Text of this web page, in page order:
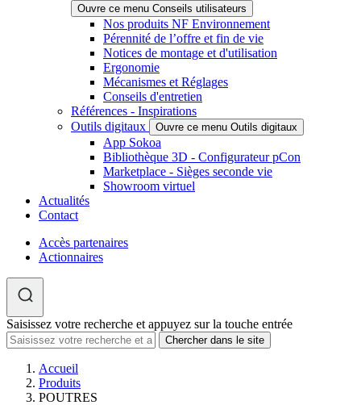
Ouvre ce menu Conseils utilisateurs
Nos produits NF Environnement
Pérennité de l’offre et fin de vie
Notices de montage et d'utilisation
Ergonomie
Mécanismes et Réglages
Conseils d'entretien
Références - Inspirations
Outils digitaux
Ouvre ce menu Outils digitaux
App Sokoa
Bibliothèque 3D - Configurateur pCon
Marketplace - Sièges seconde vie
Showroom virtuel
Actualités
Contact
Accès partenaires
Actionnaires
Saisissez votre recherche et appuyez sur la touche entrée
Accueil
Produits
POUTRES